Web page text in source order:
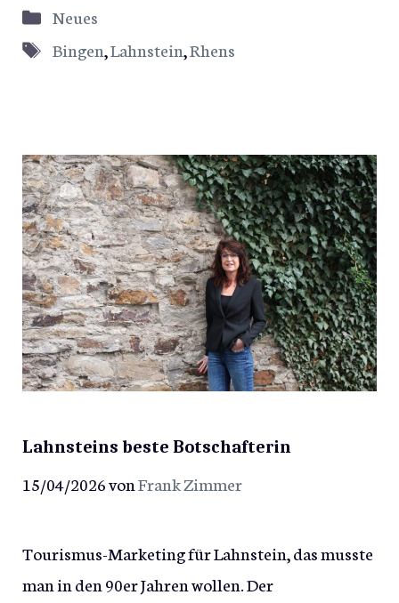
Kategorien
Neues
Schlagwörter
Bingen,Lahnstein,Rhens
Lahnsteins beste Botschafterin
15/04/2026vonFrank Zimmer
Tourismus-Marketing für Lahnstein, das musste
man in den 90er Jahren wollen. Der